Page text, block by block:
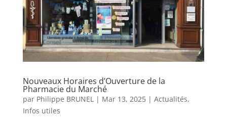
Nouveaux Horaires d’Ouverture de la
Pharmacie du Marché
par Philippe BRUNEL| Mar 13, 2025| Actualités,
Infos utiles